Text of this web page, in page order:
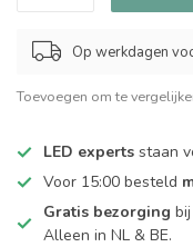
Op werkdagen
Toevoegen om te
LED experts staan
Voor 15:00 besteld
Gratis bezorging
Alleen in NL & BE.